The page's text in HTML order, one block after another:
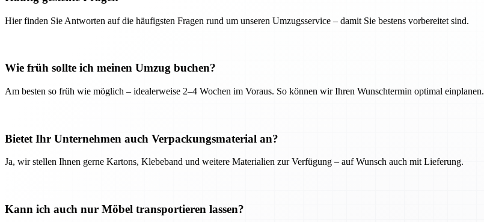
Hier finden Sie Antworten auf die häufigsten Fragen rund um unseren Umzugsservice – damit Sie bestens vorbereitet sind.
Wie früh sollte ich meinen Umzug buchen?
Am besten so früh wie möglich – idealerweise 2–4 Wochen im Voraus. So können wir Ihren Wunschtermin optimal einplanen.
Bietet Ihr Unternehmen auch Verpackungsmaterial an?
Ja, wir stellen Ihnen gerne Kartons, Klebeband und weitere Materialien zur Verfügung – auf Wunsch auch mit Lieferung.
Kann ich auch nur Möbel transportieren lassen?